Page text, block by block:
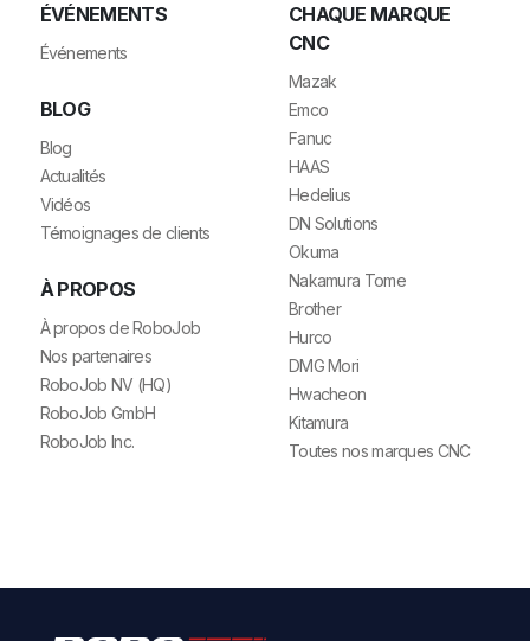
ÉVÉNEMENTS
Événements
BLOG
Blog
Actualités
Vidéos
Témoignages de clients
À PROPOS
À propos de RoboJob
Nos partenaires
RoboJob NV (HQ)
RoboJob GmbH
RoboJob Inc.
CHAQUE MARQUE
CNC
Mazak
Emco
Fanuc
HAAS
Hedelius
DN Solutions
Okuma
Nakamura Tome
Brother
Hurco
DMG Mori
Hwacheon
Kitamura
Toutes nos marques CNC